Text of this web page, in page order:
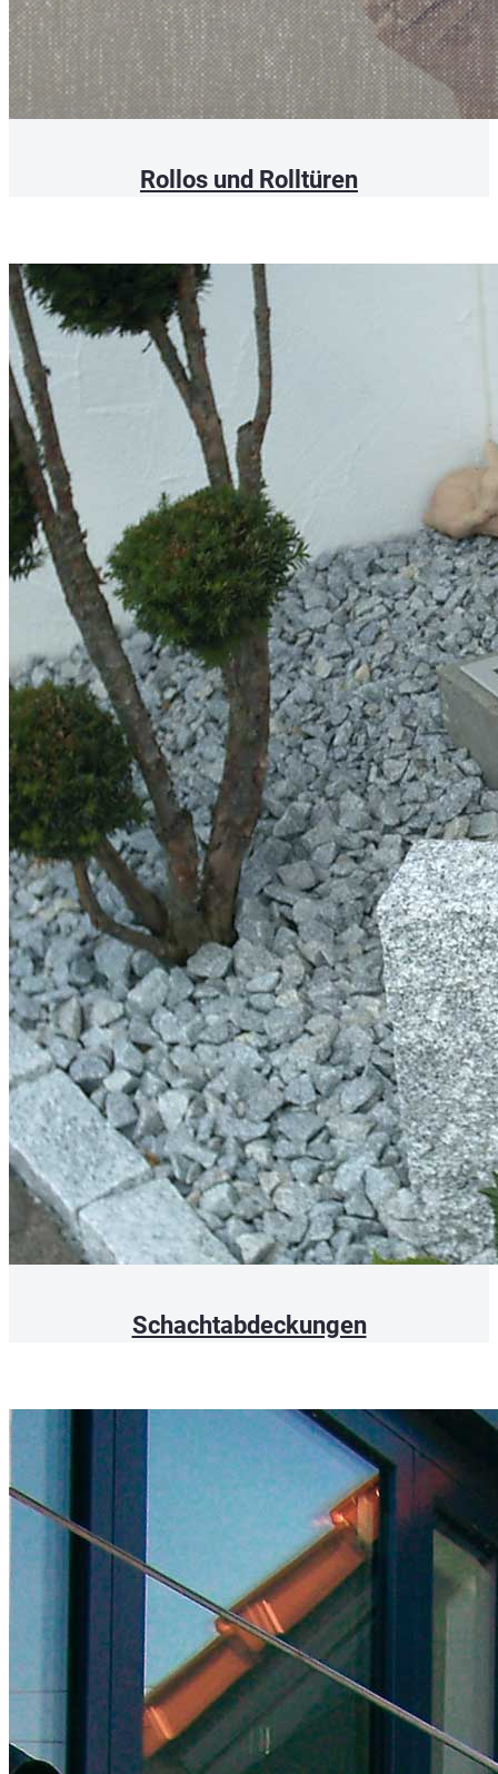
Rollos und Rolltüren
Schachtabdeckungen